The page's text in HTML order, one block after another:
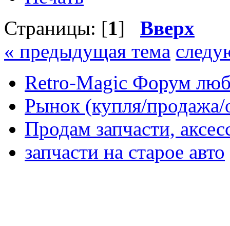
Страницы: [1] Вверх
« предыдущая тема
Retro-Magic Форум
Рынок (купля/продажа/
Продам запчасти,
запчасти на старое авто